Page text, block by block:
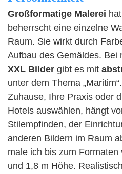
Großformatige Malerei
beherrscht eine einzelne
Raum. Sie wirkt durch
Aufbau des Gemäldes. Bei
XXL Bilder gibt es mit
unter dem Thema
Zuhause, Ihre Praxis oder
Hotels auswählen, hängt
Stilempfinden, der
anderen Bildern im Raum
male ich bis zum
und 1,8 m Höhe.